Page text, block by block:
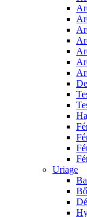
Uriage